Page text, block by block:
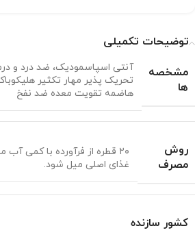
توضیحات تکمیلی
مشخصه
ها
آنتی اسپاسمودیک، ضد درد و
تحریک پذیر مهار تکثیر
هاضمه تقویت معده ضد نفخ
روش
مصرف
۲۰ قطره از فرآورده با کمی
غذای اصلی میل شود.
کشور سازنده